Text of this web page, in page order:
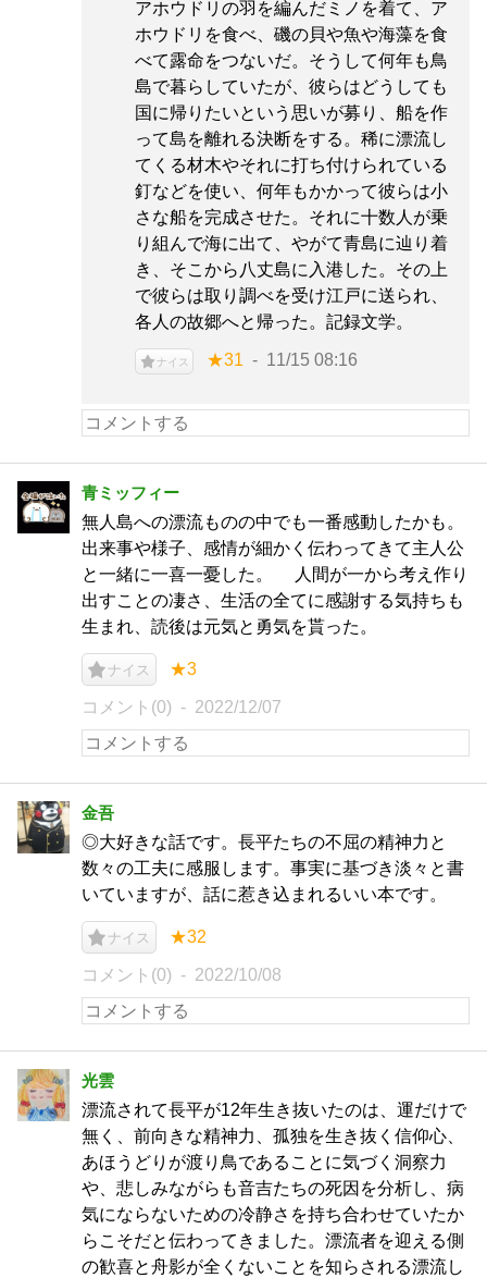
アホウドリの羽を編んだミノを着て、ア
ホウドリを食べ、磯の貝や魚や海藻を食
べて露命をつないだ。そうして何年も鳥
島で暮らしていたが、彼らはどうしても
国に帰りたいという思いが募り、船を作
って島を離れる決断をする。稀に漂流し
てくる材木やそれに打ち付けられている
釘などを使い、何年もかかって彼らは小
さな船を完成させた。それに十数人が乗
り組んで海に出て、やがて青島に辿り着
き、そこから八丈島に入港した。その上
で彼らは取り調べを受け江戸に送られ、
各人の故郷へと帰った。記録文学。
ナイス ★31 11/15 08:16
青ミッフィー
無人島への漂流ものの中でも一番感動したかも。
出来事や様子、感情が細かく伝わってきて主人公
と一緒に一喜一憂した。 人間が一から考え作り
出すことの凄さ、生活の全てに感謝する気持ちも
生まれ、読後は元気と勇気を貰った。
ナイス ★3
コメント(0) 2022/12/07
金吾
◎大好きな話です。長平たちの不屈の精神力と
数々の工夫に感服します。事実に基づき淡々と書
いていますが、話に惹き込まれるいい本です。
ナイス ★32
コメント(0) 2022/10/08
光雲
漂流されて長平が12年生き抜いたのは、運だけで
無く、前向きな精神力、孤独を生き抜く信仰心、
あほうどりが渡り鳥であることに気づく洞察力
や、悲しみながらも音吉たちの死因を分析し、病
気にならないための冷静さを持ち合わせていたか
らこそだと伝わってきました。漂流者を迎える側
の歓喜と舟影が全くないことを知らされる漂流し